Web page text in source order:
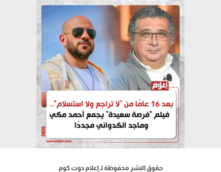
حقوق النشر محفوظة لـ إعلام دوت كوم